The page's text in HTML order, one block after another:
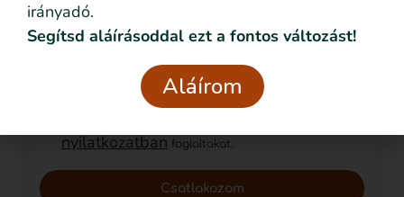
Szeretném nyomon követni az eseményeket emailben
nyilatkozatban foglaltakat.
Csatlakozom
irányadó.
Segítsd aláírásoddal ezt a fontos változást!
Aláírom